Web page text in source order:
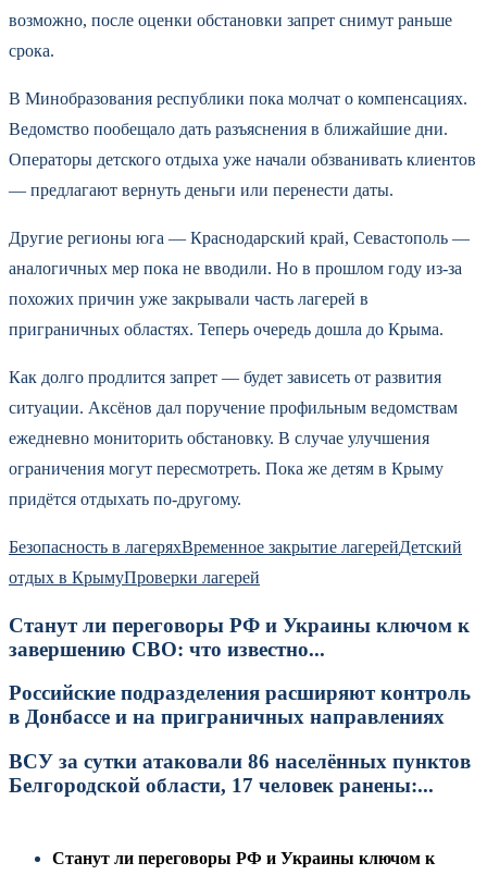
возможно, после оценки обстановки запрет снимут раньше
срока.
В Минобразования республики пока молчат о компенсациях.
Ведомство пообещало дать разъяснения в ближайшие дни.
Операторы детского отдыха уже начали обзванивать клиентов
— предлагают вернуть деньги или перенести даты.
Другие регионы юга — Краснодарский край, Севастополь —
аналогичных мер пока не вводили. Но в прошлом году из-за
похожих причин уже закрывали часть лагерей в
приграничных областях. Теперь очередь дошла до Крыма.
Как долго продлится запрет — будет зависеть от развития
ситуации. Аксёнов дал поручение профильным ведомствам
ежедневно мониторить обстановку. В случае улучшения
ограничения могут пересмотреть. Пока же детям в Крыму
придётся отдыхать по-другому.
Безопасность в лагеряхВременное закрытие лагерейДетский
отдых в КрымуПроверки лагерей
Станут ли переговоры РФ и Украины ключом к
завершению СВО: что известно...
Российские подразделения расширяют контроль
в Донбассе и на приграничных направлениях
ВСУ за сутки атаковали 86 населённых пунктов
Белгородской области, 17 человек ранены:...
Станут ли переговоры РФ и Украины ключом к